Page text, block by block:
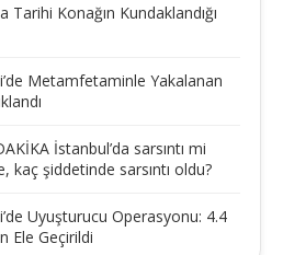
Tarihi Konağın Kundaklandığı
Metamfetaminle Yakalanan
İstanbul’da sarsıntı mi
kaç şiddetinde sarsıntı oldu?
Uyuşturucu Operasyonu: 4.4
Ele Geçirildi